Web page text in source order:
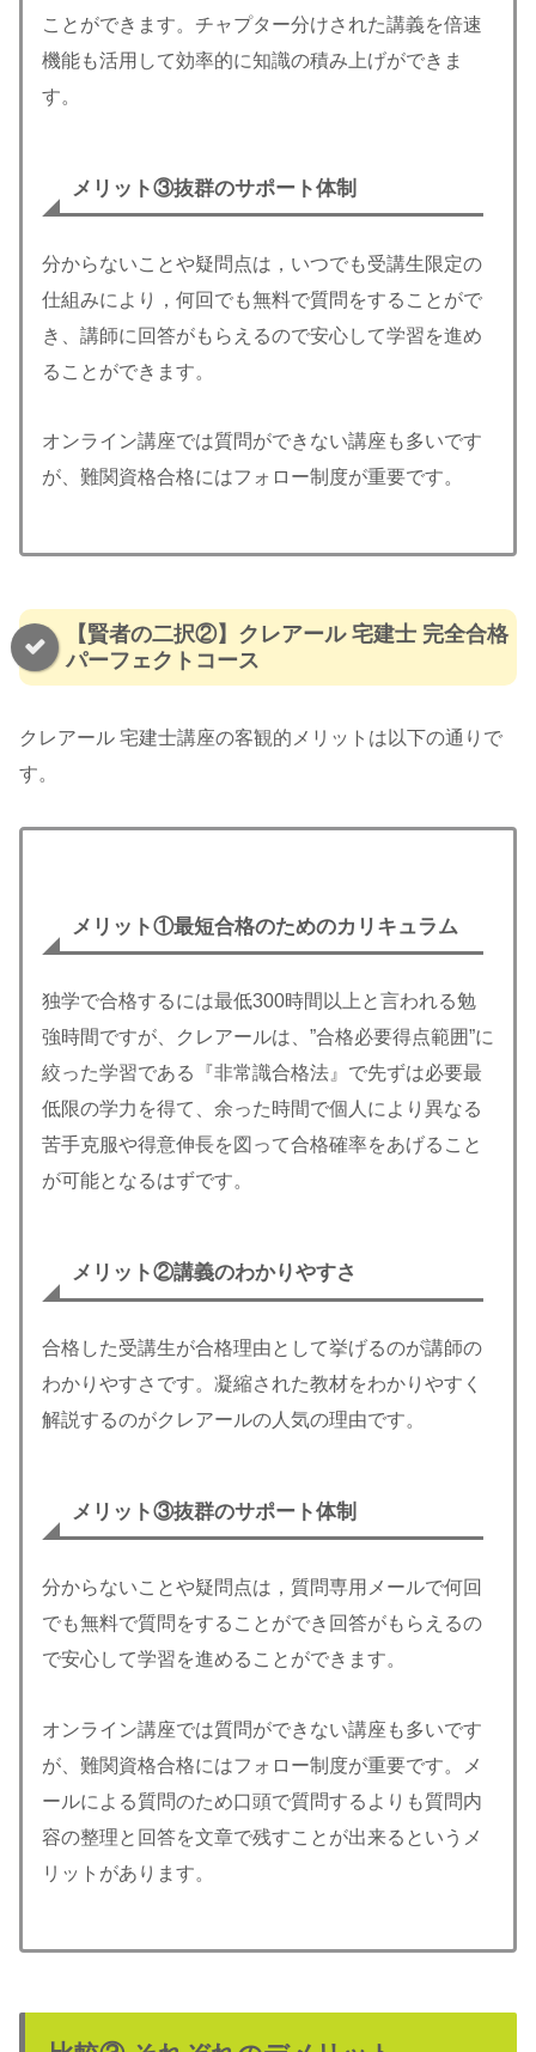
ことができます。チャプター分けされた講義を倍速
機能も活用して効率的に知識の積み上げができま
す。
メリット③抜群のサポート体制
分からないことや疑問点は，いつでも受講生限定の
仕組みにより，何回でも無料で質問をすることがで
き、講師に回答がもらえるので安心して学習を進め
ることができます。
オンライン講座では質問ができない講座も多いです
が、難関資格合格にはフォロー制度が重要です。
【賢者の二択②】クレアール 宅建士 完全合格
パーフェクトコース
クレアール 宅建士講座の客観的メリットは以下の通りで
す。
メリット①最短合格のためのカリキュラム
独学で合格するには最低300時間以上と言われる勉
強時間ですが、クレアールは、”合格必要得点範囲”に
絞った学習である『非常識合格法』で先ずは必要最
低限の学力を得て、余った時間で個人により異なる
苦手克服や得意伸長を図って合格確率をあげること
が可能となるはずです。
メリット②講義のわかりやすさ
合格した受講生が合格理由として挙げるのが講師の
わかりやすさです。凝縮された教材をわかりやすく
解説するのがクレアールの人気の理由です。
メリット③抜群のサポート体制
分からないことや疑問点は，質問専用メールで何回
でも無料で質問をすることができ回答がもらえるの
で安心して学習を進めることができます。
オンライン講座では質問ができない講座も多いです
が、難関資格合格にはフォロー制度が重要です。メ
ールによる質問のため口頭で質問するよりも質問内
容の整理と回答を文章で残すことが出来るというメ
リットがあります。